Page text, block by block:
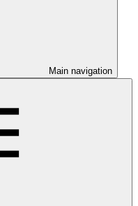
Main navigation